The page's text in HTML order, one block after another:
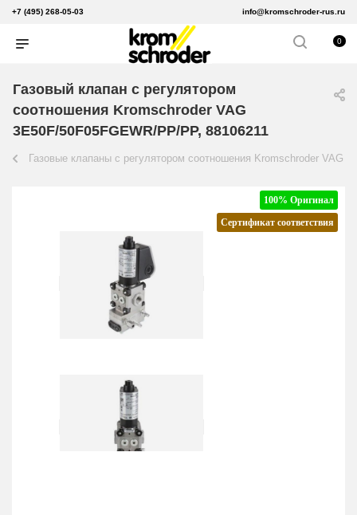
+7 (495) 268-05-03 info@kromschroder-rus.ru
0
Газовый клапан с регулятором
соотношения Kromschroder VAG
3E50F/50F05FGEWR/PP/PP, 88106211
Газовые клапаны с регулятором соотношения Kromschroder VAG
100% Оригинал
Сертификат соответствия